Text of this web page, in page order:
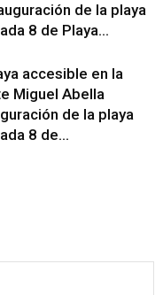
de la playa
8 de Playa...
accesible en la
Miguel Abella
de la playa
8 de...